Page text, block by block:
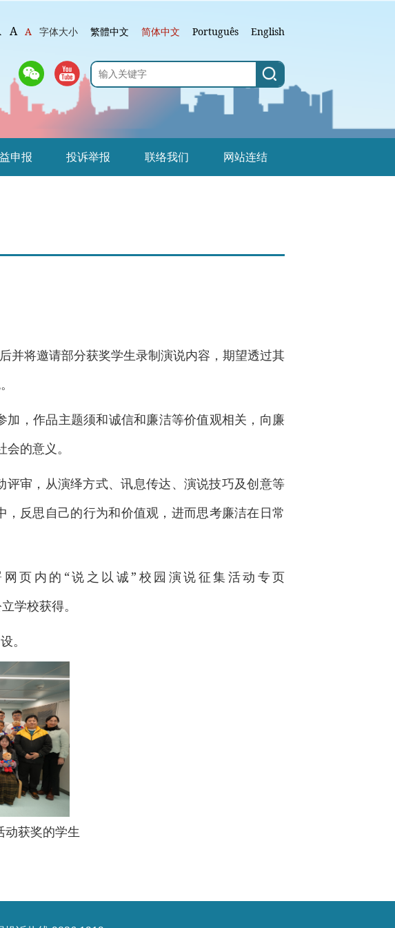
A A 字体大小 繁體中文 简体中文 Português English
申报 投诉举报 联络我们 网站连结
并将邀请部分获奖学生录制演说内容，期望透过其
，作品主题须和诚信和廉洁等价值观相关，向廉
的意义。
审，从演绎方式、讯息传达、演说技巧及创意等
反思自己的行为和价值观，进而思考廉洁在日常
页内的“说之以诚”校园演说征集活动专页
学校获得。
。
动获奖的学生